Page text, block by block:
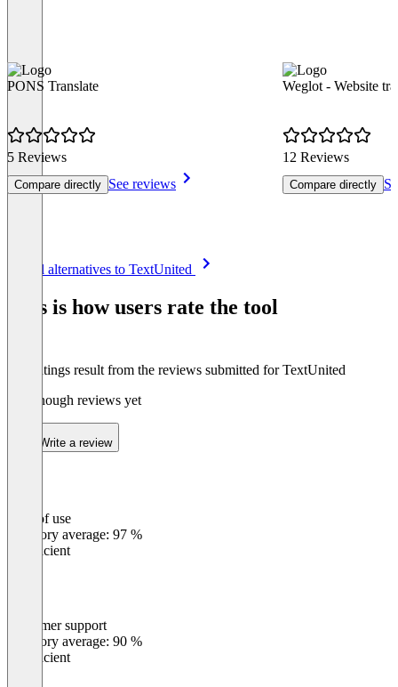
PONS Translate
5 Reviews
Compare directly See reviews
Weglot - Website
12 Reviews
Compare directly
See all alternatives to TextUnited
This is how users rate the tool
The ratings result from the reviews submitted for TextUnited
Not enough reviews yet
Write a review
Ease of use
Category average: 97 %
Insufficient
Customer support
Category average: 90 %
Insufficient